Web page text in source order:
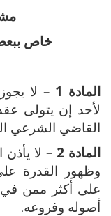
خاص
المادة 1
– لا
لأحد إن يتولى
القاضي الشرعي
المادة 2
– لا
وظهور القدرة
على أكثر ممن
أصوله وفروعه.